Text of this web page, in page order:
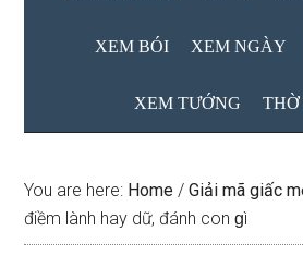
XEM BÓI XEM NGÀY
XEM TƯỚNG THỜ
You are here: Home / Giải mã giấc
điềm lành hay dữ, đánh con ɡì